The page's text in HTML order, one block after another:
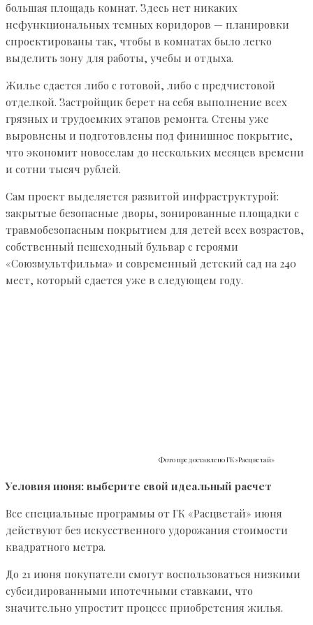
большая площадь комнат. Здесь нет никаких
нефункциональных темных коридоров — планировки
спроектированы так, чтобы в комнатах было легко
выделить зону для работы, учебы и отдыха.
Жилье сдается либо с готовой, либо с предчистовой
отделкой. Застройщик берет на себя выполнение всех
грязных и трудоемких этапов ремонта. Стены уже
выровнены и подготовлены под финишное покрытие,
что экономит новоселам до нескольких месяцев времени
и сотни тысяч рублей.
Сам проект выделяется развитой инфраструктурой:
закрытые безопасные дворы, зонированные площадки с
травмобезопасным покрытием для детей всех возрастов,
собственный пешеходный бульвар с героями
«Союзмультфильма» и современный детский сад на 240
мест, который сдается уже в следующем году.
Фото предоставлено ГК»Расцветай»
Условия июня: выберите свой идеальный расчет
Все специальные программы от ГК «Расцветай» июня
действуют без искусственного удорожания стоимости
квадратного метра.
До 21 июня покупатели смогут воспользоваться низкими
субсидированными ипотечными ставками, что
значительно упростит процесс приобретения жилья.